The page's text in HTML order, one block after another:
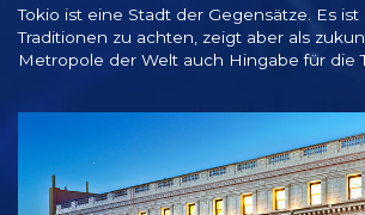
Tokio ist eine Stadt der Gegensätze. Es
Traditionen zu achten, zeigt aber als
Metropole der Welt auch Hingabe für die